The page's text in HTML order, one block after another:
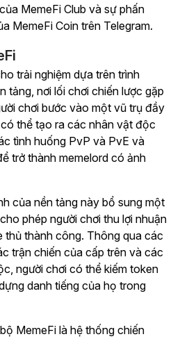
MemeFi Club và sự phấn
MemeFi Coin trên Telegram.
trải nghiệm dựa trên trình
tảng, nơi lối chơi chiến lược gặp
chơi bước vào một vũ trụ đầy
thể tạo ra các nhân vật độc
tình huống PvP và PvE và
trở thành memelord có ảnh
của nền tảng này bổ sung một
phép người chơi thu lợi nhuận
thủ thành công. Thông qua các
trận chiến của cấp trên và các
người chơi có thể kiếm token
danh tiếng của họ trong
MemeFi là hệ thống chiến